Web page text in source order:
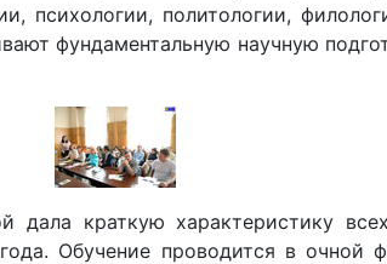
психологии, политологии,
фундаментальную научную
краткую характеристику
Обучение проводится в